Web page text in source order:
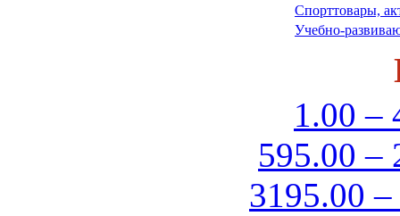
Спорттовары,
Учебно-
1.00 –
595.00 –
3195.00